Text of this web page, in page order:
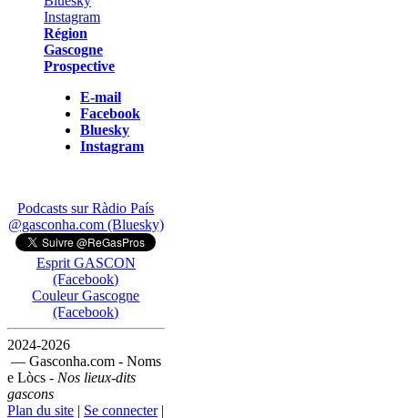
Région
Gascogne
Prospective
E-mail
Facebook
Bluesky
Instagram
Podcasts sur Ràdio País
@gasconha.com (Bluesky)
Esprit GASCON
(Facebook)
Couleur Gascogne
(Facebook)
2024-2026
— Gasconha.com - Noms
e Lòcs - Nos lieux-dits
gascons
Plan du site | Se connecter|